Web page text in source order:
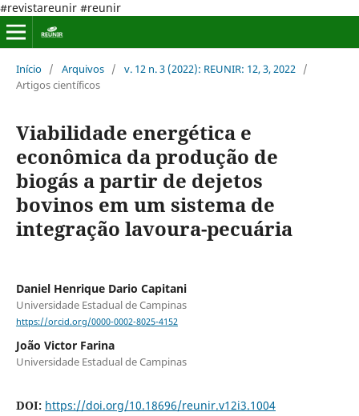
#revistareunir #reunir
Início / Arquivos / v. 12 n. 3 (2022): REUNIR: 12, 3, 2022 /
Artigos científicos
Viabilidade energética e
econômica da produção de
biogás a partir de dejetos
bovinos em um sistema de
integração lavoura-pecuária
Daniel Henrique Dario Capitani
Universidade Estadual de Campinas
https://orcid.org/0000-0002-8025-4152
João Victor Farina
Universidade Estadual de Campinas
DOI: https://doi.org/10.18696/reunir.v12i3.1004